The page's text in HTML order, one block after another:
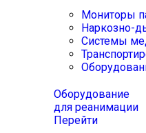
Мониторы
Наркозно-
Системы
Оборудование
для реанимации
Перейти